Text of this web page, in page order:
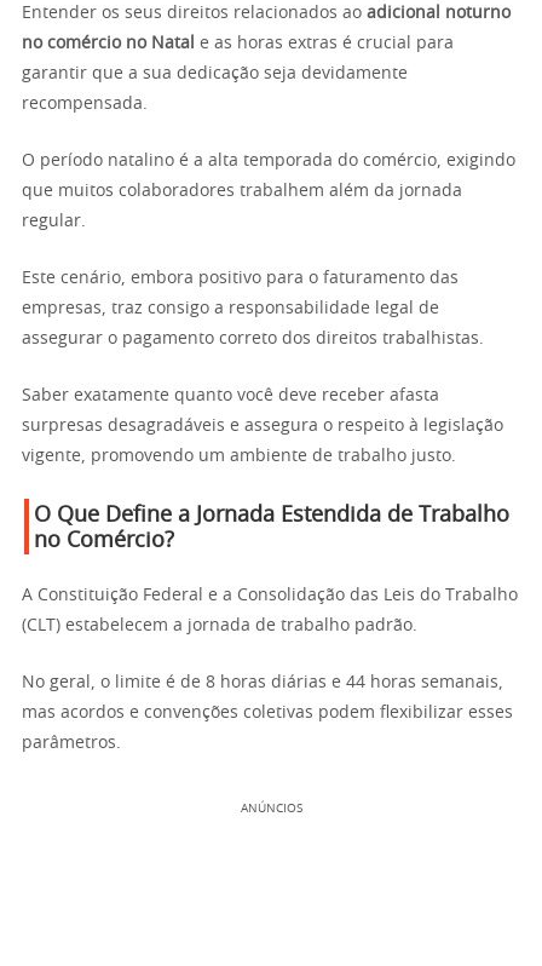
Entender os seus direitos relacionados ao adicional noturno
no comércio no Natal e as horas extras é crucial para
garantir que a sua dedicação seja devidamente
recompensada.
O período natalino é a alta temporada do comércio, exigindo
que muitos colaboradores trabalhem além da jornada
regular.
Este cenário, embora positivo para o faturamento das
empresas, traz consigo a responsabilidade legal de
assegurar o pagamento correto dos direitos trabalhistas.
Saber exatamente quanto você deve receber afasta
surpresas desagradáveis e assegura o respeito à legislação
vigente, promovendo um ambiente de trabalho justo.
O Que Define a Jornada Estendida de Trabalho
no Comércio?
A Constituição Federal e a Consolidação das Leis do Trabalho
(CLT) estabelecem a jornada de trabalho padrão.
No geral, o limite é de 8 horas diárias e 44 horas semanais,
mas acordos e convenções coletivas podem flexibilizar esses
parâmetros.
ANÚNCIOS